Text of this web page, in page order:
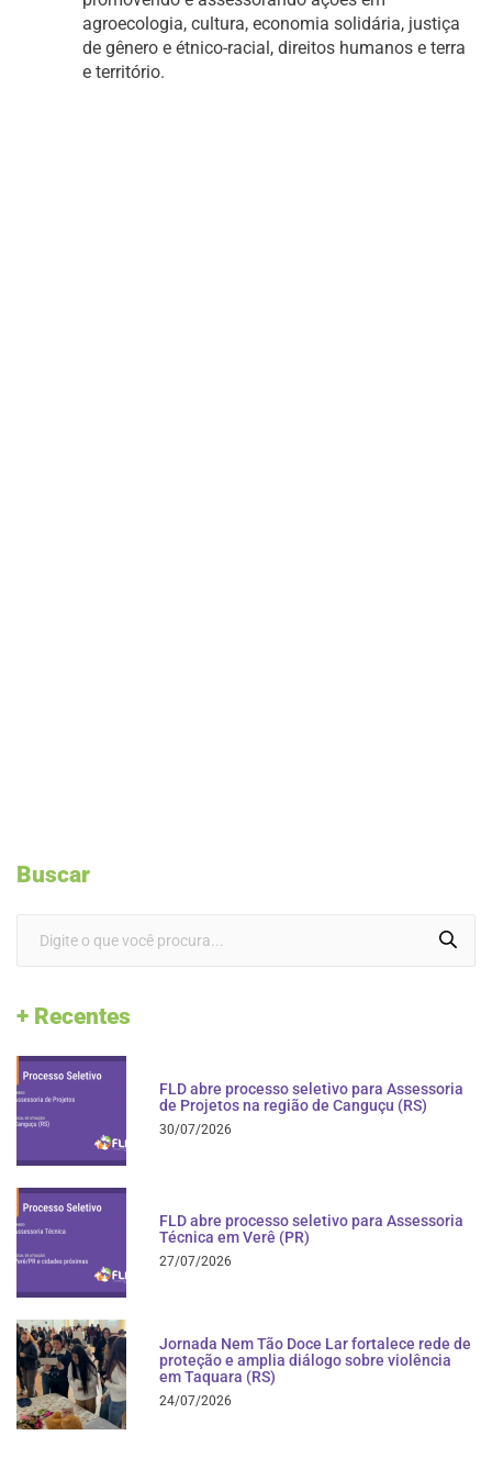
agroecologia, cultura, economia solidária, justiça
de gênero e étnico-racial, direitos humanos e terra
e território.
Buscar
+ Recentes
FLD abre processo seletivo para Assessoria
de Projetos na região de Canguçu (RS)
30/07/2026
FLD abre processo seletivo para Assessoria
Técnica em Verê (PR)
27/07/2026
Jornada Nem Tão Doce Lar fortalece rede de
proteção e amplia diálogo sobre violência
em Taquara (RS)
24/07/2026